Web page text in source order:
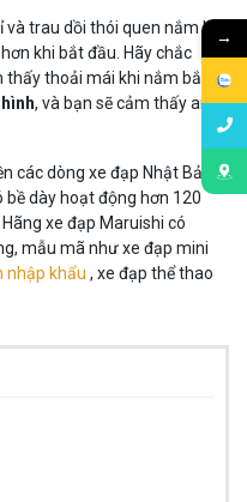
trau dồi thói quen nắm bắt
khi bắt đầu. Hãy chắc
thấy thoải mái khi nắm bắt hệ
, và bạn sẽ cảm thấy an
các dòng xe đạp Nhật Bản
dày hoạt động hơn 120
xe đạp Maruishi có
mẫu mã như xe đạp mini
nhập khẩu , xe đạp thể thao
→